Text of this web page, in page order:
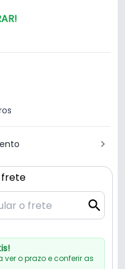
frete
ver o prazo e conferir as